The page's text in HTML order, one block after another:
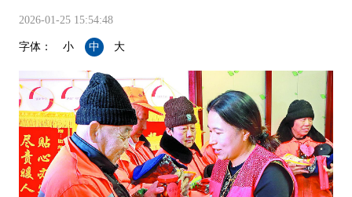
2026-01-25 15:54:48
字体： 小 中 大